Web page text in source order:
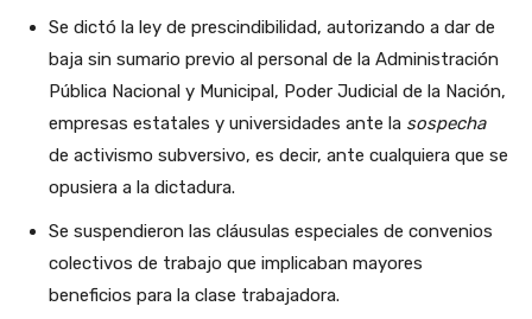
Se dictó la ley de prescindibilidad, autorizando a dar de
baja sin sumario previo al personal de la Administración
Pública Nacional y Municipal, Poder Judicial de la Nación,
empresas estatales y universidades ante la sospecha
de activismo subversivo, es decir, ante cualquiera que se
opusiera a la dictadura.
Se suspendieron las cláusulas especiales de convenios
colectivos de trabajo que implicaban mayores
beneficios para la clase trabajadora.